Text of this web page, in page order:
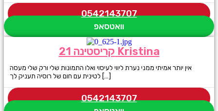
0542143707
וואטסאפ
קריסטינה 21 Kristina
אין יותר אמיתי ממני נערת ליווי לעיסוי ואלו התמונות שלי ורק שלי מעסה
לטינית עם חום של רוסיה תעניק לך […]
0542143707